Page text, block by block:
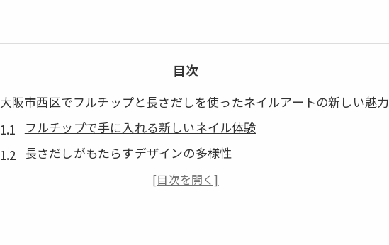
目次
大阪市西区でフルチップと長さだしを使ったネイルアートの新しい魅力
フルチップで手に入れる新しいネイル体験
長さだしがもたらすデザインの多様性
最新トレンドのフルチップネイルとは
大阪市西区のネイルサロンが提供する特別なサービス